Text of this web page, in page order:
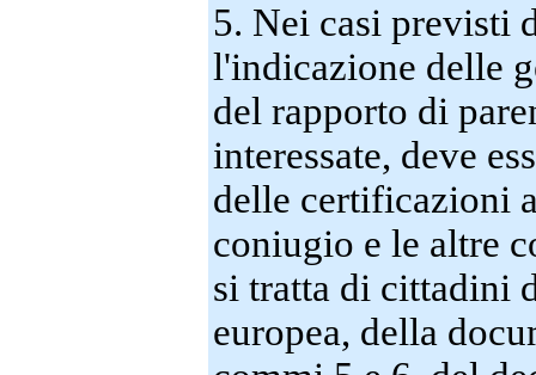
5. Nei casi previsti
l'indicazione delle
del rapporto di
interessate, deve
delle certificazioni
coniugio e le altre
si tratta di cittadini
europea, della